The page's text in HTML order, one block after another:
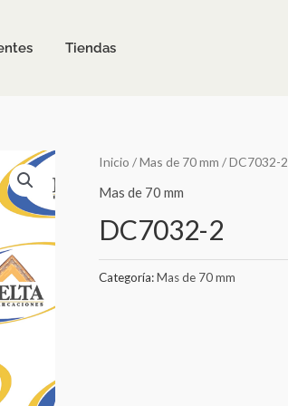
Tiendas
Inicio /Mas de 70 mm / DC7032-2
Mas de 70 mm
DC7032-2
Categoría:Mas de 70 mm